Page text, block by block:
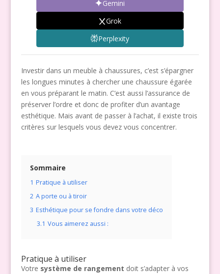
Gemini
Grok
Perplexity
Investir dans un meuble à chaussures, c’est s’épargner
les longues minutes à chercher une chaussure égarée
en vous préparant le matin. C’est aussi l’assurance de
préserver l’ordre et donc de profiter d’un avantage
esthétique. Mais avant de passer à l’achat, il existe trois
critères sur lesquels vous devez vous concentrer.
Sommaire
1 Pratique à utiliser
2 A porte ou à tiroir
3 Esthétique pour se fondre dans votre déco
3.1 Vous aimerez aussi :
Pratique à utiliser
Votre système de rangement doit s’adapter à vos